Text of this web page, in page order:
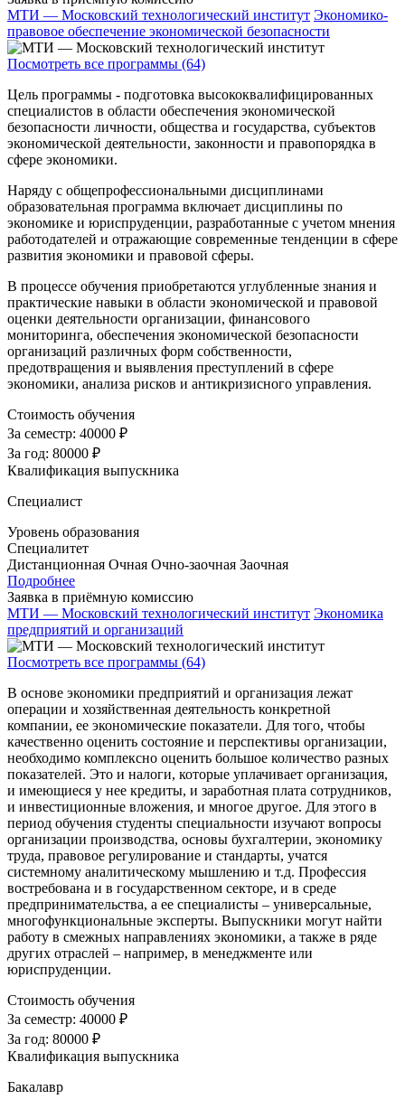
МТИ — Московский технологический институт Экономико-
правовое обеспечение экономической безопасности
Посмотреть все программы (64)
Цель программы - подготовка высококвалифицированных
специалистов в области обеспечения экономической
безопасности личности, общества и государства, субъектов
экономической деятельности, законности и правопорядка в
сфере экономики.
Наряду с общепрофессиональными дисциплинами
образовательная программа включает дисциплины по
экономике и юриспруденции, разработанные с учетом мнения
работодателей и отражающие современные тенденции в сфере
развития экономики и правовой сферы.
В процессе обучения приобретаются углубленные знания и
практические навыки в области экономической и правовой
оценки деятельности организации, финансового
мониторинга, обеспечения экономической безопасности
организаций различных форм собственности,
предотвращения и выявления преступлений в сфере
экономики, анализа рисков и антикризисного управления.
Стоимость обучения
За семестр: 40000 ₽
За год: 80000 ₽
Квалификация выпускника
Специалист
Уровень образования
Специалитет
Дистанционная Очная Очно-заочная Заочная
Подробнее
Заявка в приёмную комиссию
МТИ — Московский технологический институт Экономика
предприятий и организаций
Посмотреть все программы (64)
В основе экономики предприятий и организация лежат
операции и хозяйственная деятельность конкретной
компании, ее экономические показатели. Для того, чтобы
качественно оценить состояние и перспективы организации,
необходимо комплексно оценить большое количество разных
показателей. Это и налоги, которые уплачивает организация,
и имеющиеся у нее кредиты, и заработная плата сотрудников,
и инвестиционные вложения, и многое другое. Для этого в
период обучения студенты специальности изучают вопросы
организации производства, основы бухгалтерии, экономику
труда, правовое регулирование и стандарты, учатся
системному аналитическому мышлению и т.д. Профессия
востребована и в государственном секторе, и в среде
предпринимательства, а ее специалисты – универсальные,
многофункциональные эксперты. Выпускники могут найти
работу в смежных направлениях экономики, а также в ряде
других отраслей – например, в менеджменте или
юриспруденции.
Стоимость обучения
За семестр: 40000 ₽
За год: 80000 ₽
Квалификация выпускника
Бакалавр